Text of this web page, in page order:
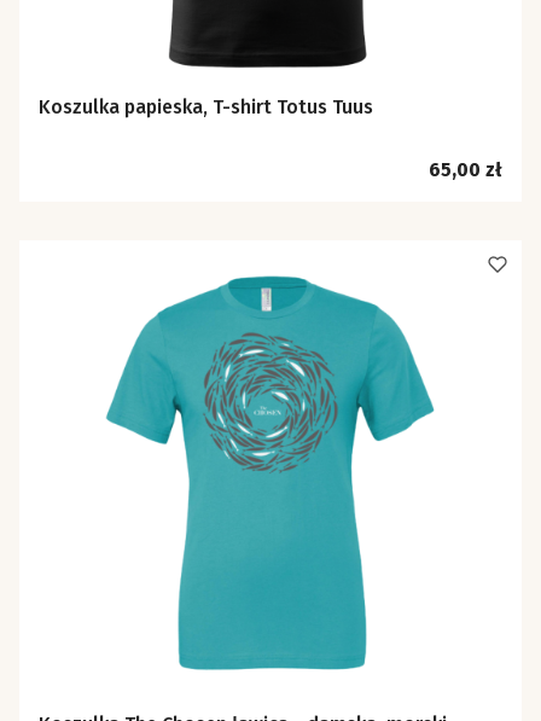
Koszulka papieska, T-shirt Totus Tuus
Cena
65,00 zł